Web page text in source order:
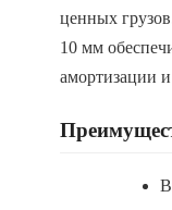
ценных
10 мм
амортизации